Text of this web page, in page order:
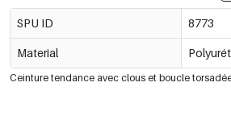
SPU ID 8773
Material
Ceinture tendance avec clous et boucle